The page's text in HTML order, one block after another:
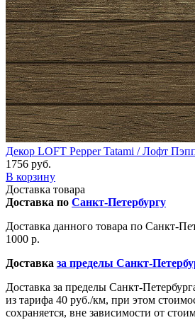
Декор LOFT Pepper Tatami / Лофт
1756 руб.
В корзину
Доставка товара
Доставка по Санкт-Петербургу
Доставка данного товара по Санкт-
1000 р.
Доставка за пределы Санкт-
Доставка за пределы Санкт-
из тарифа 40 руб./км, при этом
сохраняется, вне зависимости от